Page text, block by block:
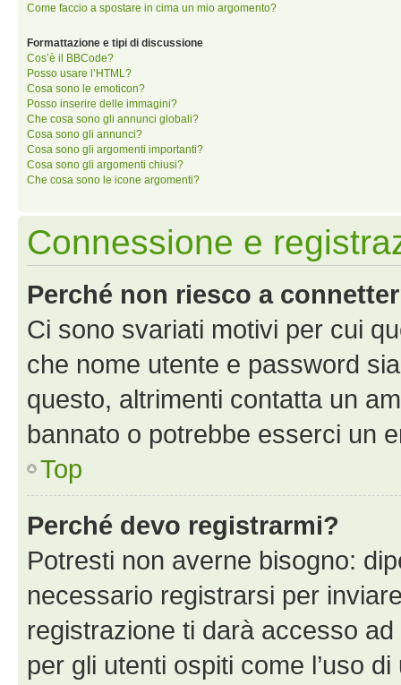
Come faccio a spostare in cima un mio argomento?
Formattazione e tipi di discussione
Cos’è il BBCode?
Posso usare l’HTML?
Cosa sono le emoticon?
Posso inserire delle immagini?
Che cosa sono gli annunci globali?
Cosa sono gli annunci?
Cosa sono gli argomenti importanti?
Cosa sono gli argomenti chiusi?
Che cosa sono le icone argomenti?
Connessione e
Perché non riesco a
Ci sono svariati motivi per cui
che nome utente e password
questo, altrimenti contatta un
bannato o potrebbe esserci un
Top
Perché devo registrarmi?
Potresti non averne bisogno:
necessario registrarsi per
registrazione ti darà accesso
per gli utenti ospiti come l’uso